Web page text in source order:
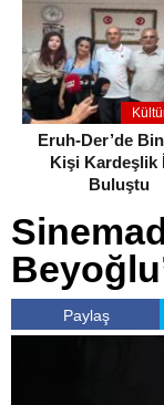
İş İlanları
Eruh-Der’de
Kişi Kardeşlik
Buluştu
Paylaş